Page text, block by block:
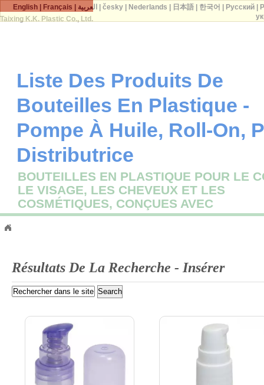
Taixing K.K. Plastic Co., Ltd.
Liste Des Produits De
Bouteilles En Plastique -
Pompe À Huile, Roll-On,
Distributrice
BOUTEILLES EN PLASTIQUE POUR LE
LE VISAGE, LES CHEVEUX ET LES
COSMÉTIQUES, CONÇUES AVEC
Résultats De La Recherche - Insérer
English Français العربية |česky Nederlands 日本語 한국어 Русский